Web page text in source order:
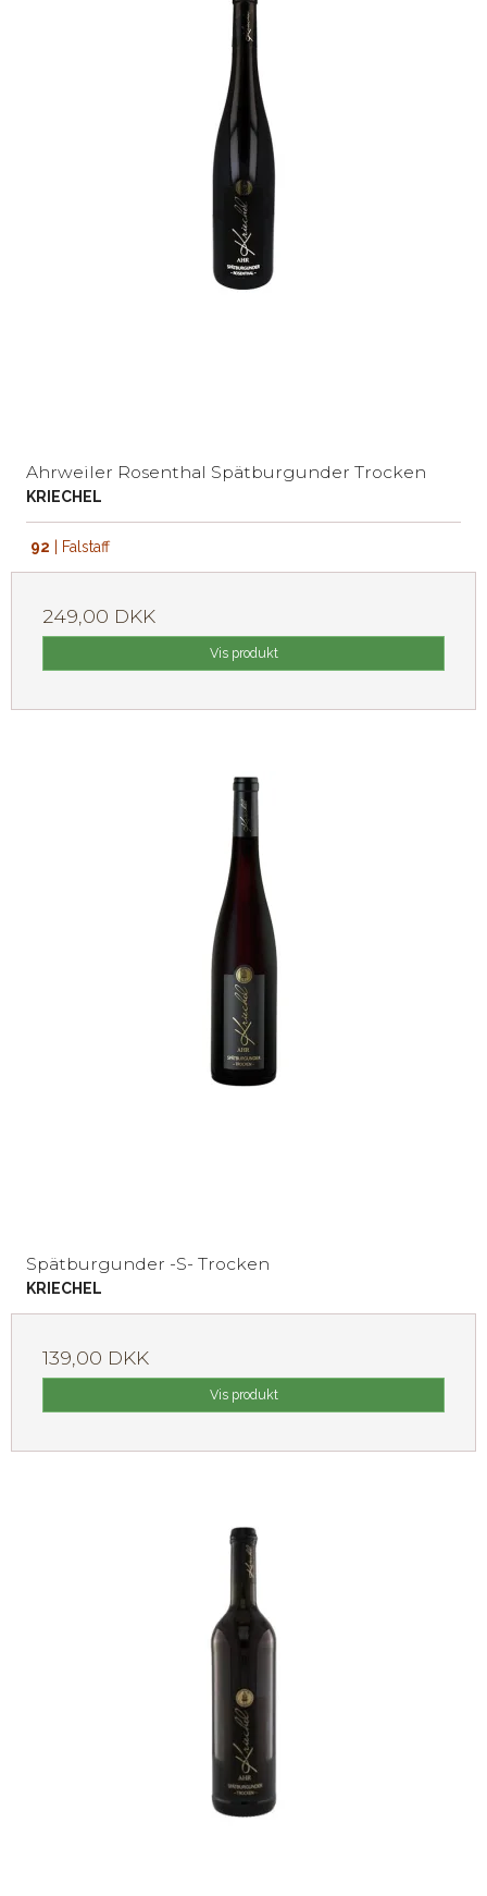
Ahrweiler Rosenthal Spätburgunder Trocken
KRIECHEL
92 | Falstaff
249,00 DKK
Vis produkt
Spätburgunder -S- Trocken
KRIECHEL
139,00 DKK
Vis produkt